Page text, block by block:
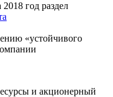
год раздел
«устойчивого
и акционерный